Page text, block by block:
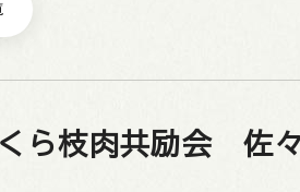
ら枝肉共励会 佐